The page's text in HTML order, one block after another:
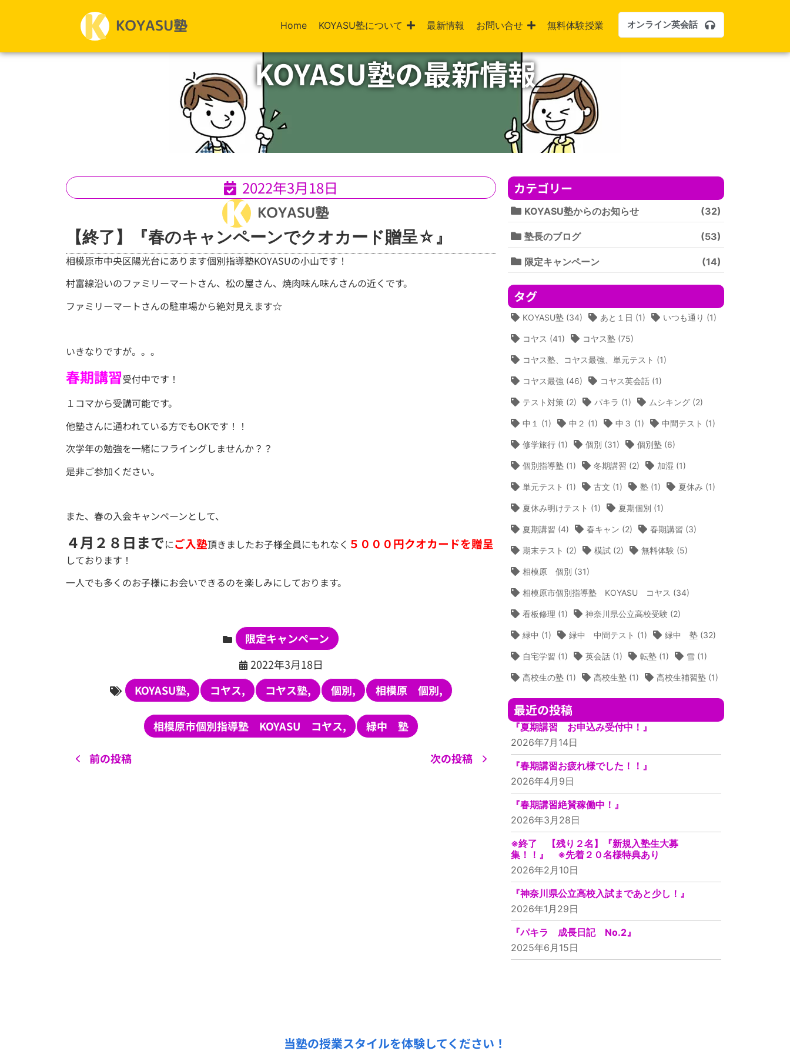
Home KOYASU塾について 最新情報 お問い合せ 無料体験授業 オンライン英会話
KOYASU塾の最新情報
2022年3月18日
【終了】『春のキャンペーンでクオカード贈呈☆』
相模原市中央区陽光台にあります個別指導塾KOYASUの小山です！
村富線沿いのファミリーマートさん、松の屋さん、焼肉味ん味んさんの近くです。
ファミリーマートさんの駐車場から絶対見えます☆
いきなりですが。。。
春期講習受付中です！
１コマから受講可能です。
他塾さんに通われている方でもOKです！！
次学年の勉強を一緒にフライングしませんか？？
是非ご参加ください。
また、春の入会キャンペーンとして、
４月２８日までにご入塾頂きましたお子様全員にもれなく ５０００円クオカードを贈呈
しております！
一人でも多くのお子様にお会いできるのを楽しみにしております。
限定キャンペーン
2022年3月18日
KOYASU塾, コヤス, コヤス塾, 個別, 相模原 個別,
相模原市個別指導塾 KOYASU コヤス, 緑中 塾
前の投稿 次の投稿
カテゴリー
KOYASU塾からのお知らせ (32)
塾長のブログ (53)
限定キャンペーン (14)
タグ
KOYASU塾 (34) あと１日 (1) いつも通り (1)
コヤス (41) コヤス塾 (75)
コヤス塾、コヤス最強、単元テスト (1)
コヤス最強 (46) コヤス英会話 (1)
テスト対策 (2) パキラ (1) ムシキング (2)
中１ (1) 中２ (1) 中３ (1) 中間テスト (1)
修学旅行 (1) 個別 (31) 個別塾 (6)
個別指導塾 (1) 冬期講習 (2) 加湿 (1)
単元テスト (1) 古文 (1) 塾 (1) 夏休み (1)
夏休み明けテスト (1) 夏期個別 (1)
夏期講習 (4) 春キャン (2) 春期講習 (3)
期末テスト (2) 模試 (2) 無料体験 (5)
相模原 個別 (31)
相模原市個別指導塾 KOYASU コヤス (34)
看板修理 (1) 神奈川県公立高校受験 (2)
緑中 (1) 緑中 中間テスト (1) 緑中 塾 (32)
自宅学習 (1) 英会話 (1) 転塾 (1) 雪 (1)
高校生の塾 (1) 高校生塾 (1) 高校生補習塾 (1)
最近の投稿
『夏期講習 お申込み受付中！』
2026年7月14日
『春期講習お疲れ様でした！！』
2026年4月9日
『春期講習絶賛稼働中！』
2026年3月28日
※終了 【残り２名】『新規入塾生大募
集！！』 ※先着２０名様特典あり
2026年2月10日
『神奈川県公立高校入試まであと少し！』
2026年1月29日
『パキラ 成長日記 No.2』
2025年6月15日
当塾の授業スタイルを体験してください！